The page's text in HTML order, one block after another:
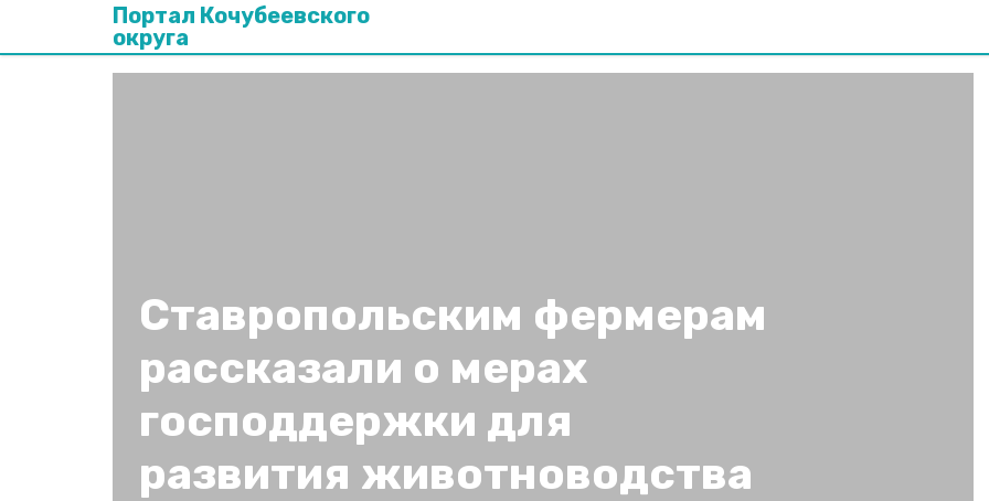
Портал Кочубеевского
округа
Ставропольским фермерам
рассказали о мерах
господдержки для
развития животноводства